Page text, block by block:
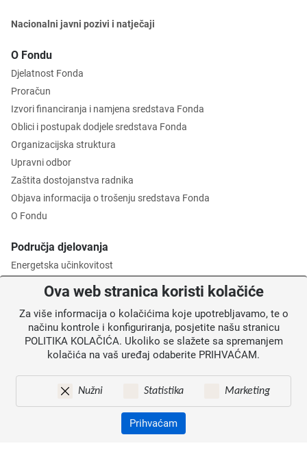
Nacionalni javni pozivi i natječaji
O Fondu
Djelatnost Fonda
Proračun
Izvori financiranja i namjena sredstava Fonda
Oblici i postupak dodjele sredstava Fonda
Organizacijska struktura
Upravni odbor
Zaštita dostojanstva radnika
Objava informacija o trošenju sredstava Fonda
O Fondu
Područja djelovanja
Energetska učinkovitost
Posredničko tijelo razine 2
Informacije za korisnike
Mapa weba
Ova web stranica koristi kolačiće
Za više informacija o kolačićima koje upotrebljavamo, te o
načinu kontrole i konfiguriranja, posjetite našu stranicu
POLITIKA KOLAČIĆA. Ukoliko se slažete sa spremanjem
kolačića na vaš uređaj odaberite PRIHVAĆAM.
Nužni Statistika Marketing
Prihvaćam